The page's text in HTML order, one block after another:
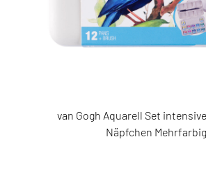
van Gogh Aquarell Set
Näpfchen Mehrfarbig